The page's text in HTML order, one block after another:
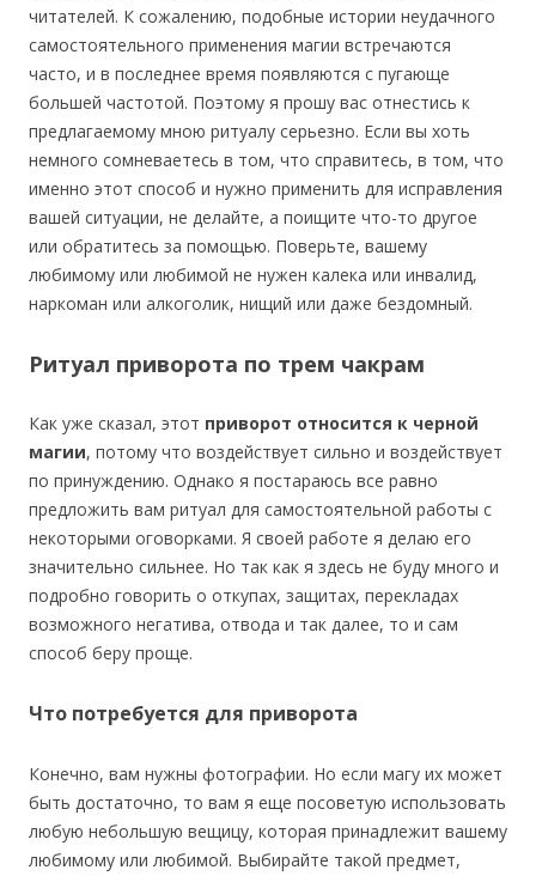
читателей. К сожалению, подобные истории неудачного
самостоятельного применения магии встречаются
часто, и в последнее время появляются с пугающе
большей частотой. Поэтому я прошу вас отнестись к
предлагаемому мною ритуалу серьезно. Если вы хоть
немного сомневаетесь в том, что справитесь, в том, что
именно этот способ и нужно применить для исправления
вашей ситуации, не делайте, а поищите что-то другое
или обратитесь за помощью. Поверьте, вашему
любимому или любимой не нужен калека или инвалид,
наркоман или алкоголик, нищий или даже бездомный.
Ритуал приворота по трем чакрам
Как уже сказал, этот приворот относится к черной
магии, потому что воздействует сильно и воздействует
по принуждению. Однако я постараюсь все равно
предложить вам ритуал для самостоятельной работы с
некоторыми оговорками. Я своей работе я делаю его
значительно сильнее. Но так как я здесь не буду много и
подробно говорить о откупах, защитах, перекладах
возможного негатива, отвода и так далее, то и сам
способ беру проще.
Что потребуется для приворота
Конечно, вам нужны фотографии. Но если магу их может
быть достаточно, то вам я еще посоветую использовать
любую небольшую вещицу, которая принадлежит вашему
любимому или любимой. Выбирайте такой предмет,